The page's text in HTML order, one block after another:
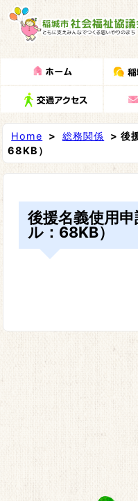
Home > 総務関係
> 後
68KB）
後援名義使用
ル：68KB）